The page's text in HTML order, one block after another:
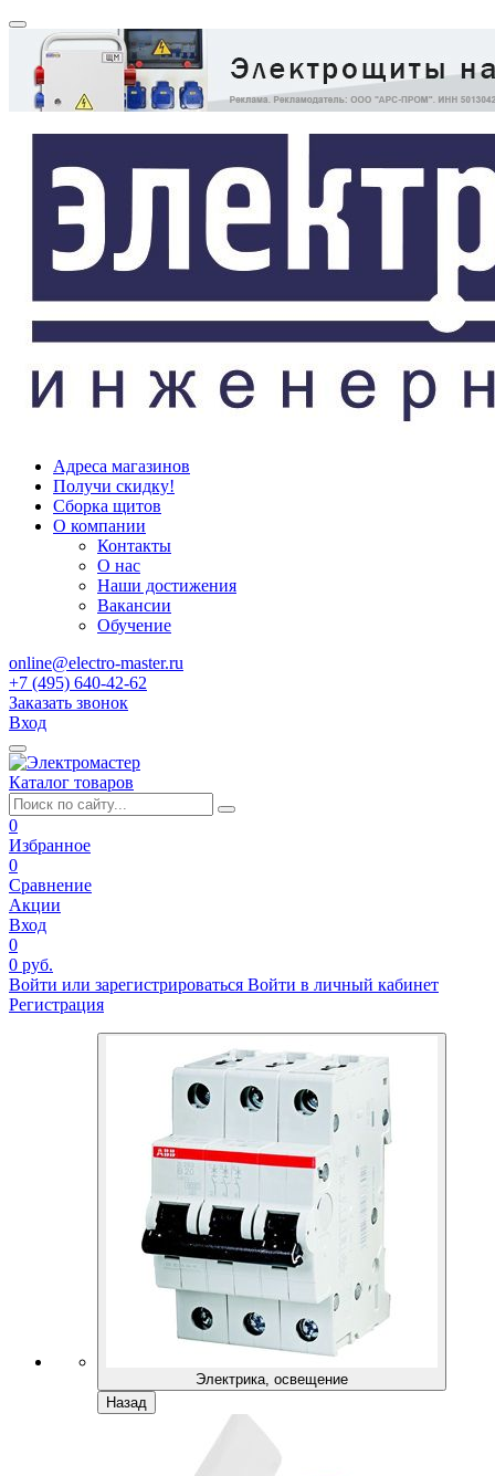
Адреса магазинов
Получи скидку!
Сборка щитов
О компании
Контакты
О нас
Наши достижения
Вакансии
Обучение
online@electro-master.ru
+7 (495) 640-42-62
Заказать звонок
Вход
Каталог товаров
0
Избранное
0
Сравнение
Акции
Вход
0
0 руб.
Войти или зарегистрироваться Войти в личный кабинет
Регистрация
Электрика, освещение
Назад